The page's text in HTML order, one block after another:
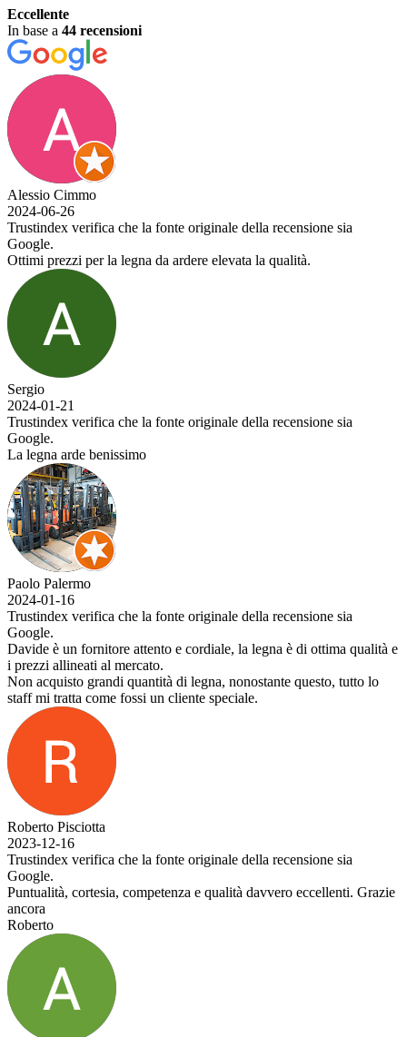
Eccellente
In base a 44 recensioni
Alessio Cimmo
2024-06-26
Trustindex verifica che la fonte originale della recensione sia
Google.
Ottimi prezzi per la legna da ardere elevata la qualità.
Sergio
2024-01-21
Trustindex verifica che la fonte originale della recensione sia
Google.
La legna arde benissimo
Paolo Palermo
2024-01-16
Trustindex verifica che la fonte originale della recensione sia
Google.
Davide è un fornitore attento e cordiale, la legna è di ottima qualità e
i prezzi allineati al mercato.
Non acquisto grandi quantità di legna, nonostante questo, tutto lo
staff mi tratta come fossi un cliente speciale.
Roberto Pisciotta
2023-12-16
Trustindex verifica che la fonte originale della recensione sia
Google.
Puntualità, cortesia, competenza e qualità davvero eccellenti. Grazie
ancora
Roberto